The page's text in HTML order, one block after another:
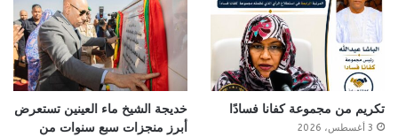
تكريم من مجموعة كفانا فسادًا
3 أغسطس، 2026
خديجة الشيخ ماء العينين تستعرض
أبرز منجزات سبع سنوات من